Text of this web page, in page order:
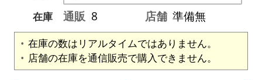
在庫
通販 8 店舗 準備無
在庫の数はリアルタイムではありません。
店舗の在庫を通信販売で購入できません。